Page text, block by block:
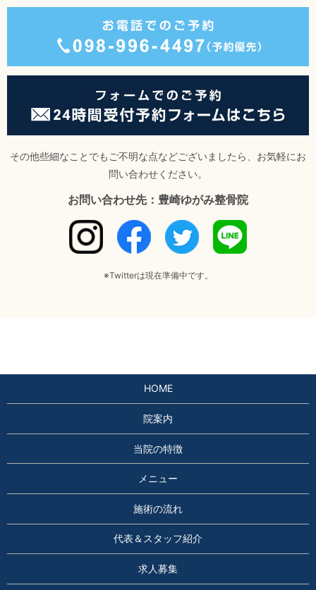
その他些細なことでもご不明な点などございましたら、お気軽にお
問い合わせください。
お問い合わせ先：豊崎ゆがみ整骨院
※Twitterは現在準備中です。
HOME
院案内
当院の特徴
メニュー
施術の流れ
代表＆スタッフ紹介
求人募集